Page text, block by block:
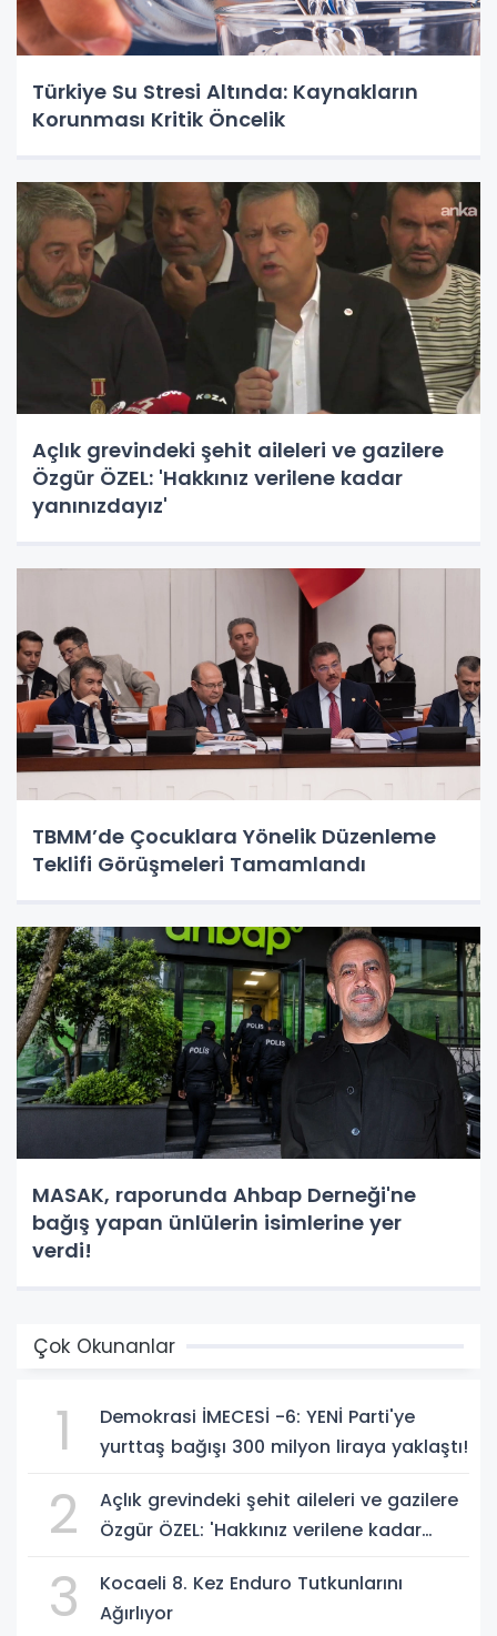
Türkiye Su Stresi Altında: Kaynakların
Korunması Kritik Öncelik
Açlık grevindeki şehit aileleri ve gazilere
Özgür ÖZEL: 'Hakkınız verilene kadar
yanınızdayız'
TBMM’de Çocuklara Yönelik Düzenleme
Teklifi Görüşmeleri Tamamlandı
MASAK, raporunda Ahbap Derneği'ne
bağış yapan ünlülerin isimlerine yer
verdi!
Çok Okunanlar
1
Demokrasi İMECESİ -6: YENİ Parti'ye
yurttaş bağışı 300 milyon liraya yaklaştı!
2
Açlık grevindeki şehit aileleri ve gazilere
Özgür ÖZEL: 'Hakkınız verilene kadar
3
Kocaeli 8. Kez Enduro Tutkunlarını
Ağırlıyor